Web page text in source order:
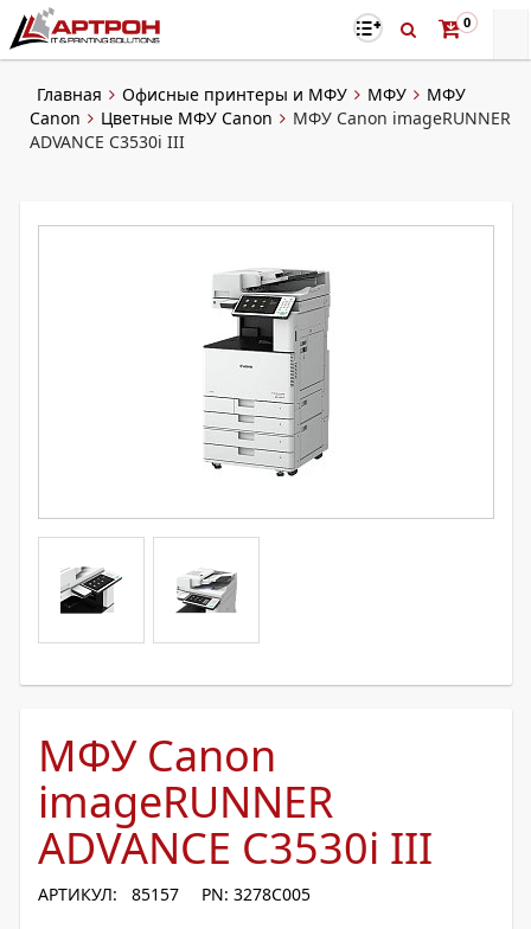
0
Главная Офисные принтеры и МФУ МФУ
МФУ
Canon
Цветные МФУ Canon
МФУ Canon imageRUNNER
ADVANCE C3530i III
МФУ Canon
imageRUNNER
ADVANCE C3530i III
АРТИКУЛ: 85157 PN: 3278C005